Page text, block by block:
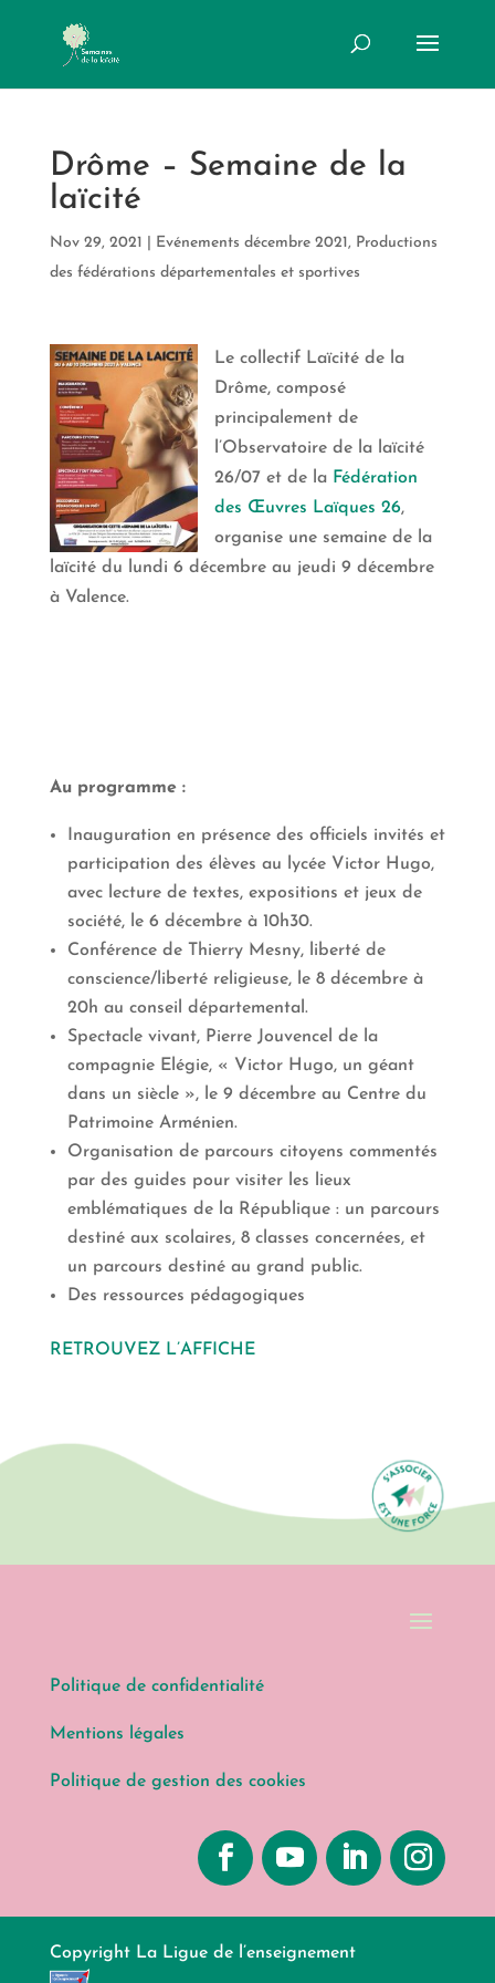
Drôme – Semaine de la
laïcité
Nov 29, 2021 Evénements décembre 2021, Productions
des fédérations départementales et sportives
Le collectif Laïcité de la
Drôme, composé
principalement de
l’Observatoire de la laïcité
26/07 et de la Fédération
des Œuvres Laïques 26,
organise une semaine de la
laïcité du lundi 6 décembre au jeudi 9 décembre
à Valence.
Au programme :
Inauguration en présence des officiels invités et
participation des élèves au lycée Victor Hugo,
avec lecture de textes, expositions et jeux de
société, le 6 décembre à 10h30.
Conférence de Thierry Mesny, liberté de
conscience/liberté religieuse, le 8 décembre à
20h au conseil départemental.
Spectacle vivant, Pierre Jouvencel de la
compagnie Elégie, « Victor Hugo, un géant
dans un siècle », le 9 décembre au Centre du
Patrimoine Arménien.
Organisation de parcours citoyens commentés
par des guides pour visiter les lieux
emblématiques de la République : un parcours
destiné aux scolaires, 8 classes concernées, et
un parcours destiné au grand public.
Des ressources pédagogiques
RETROUVEZ L’AFFICHE
Politique de confidentialité
Mentions légales
Politique de gestion des cookies
Copyright La Ligue de l’enseignement